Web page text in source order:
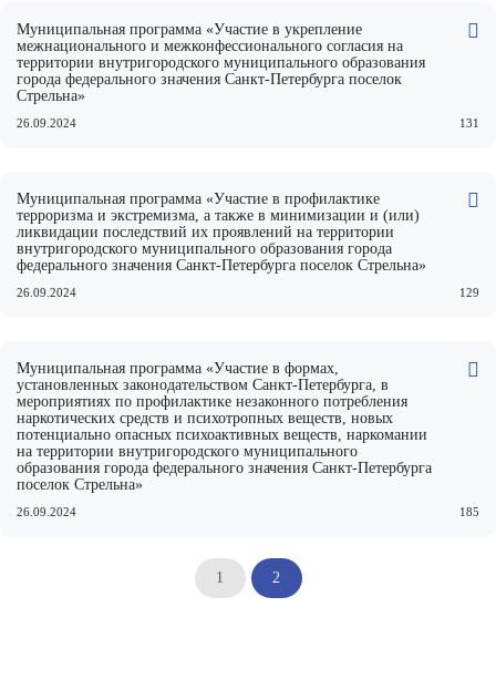
Муниципальная программа «Участие в укрепление
межнационального и межконфессионального согласия на
территории внутригородского муниципального образования
города федерального значения Санкт-Петербурга поселок
Стрельна»
26.09.2024 131
Муниципальная программа «Участие в профилактике
терроризма и экстремизма, а также в минимизации и (или)
ликвидации последствий их проявлений на территории
внутригородского муниципального образования города
федерального значения Санкт-Петербурга поселок Стрельна»
26.09.2024 129
Муниципальная программа «Участие в формах,
установленных законодательством Санкт-Петербурга, в
мероприятиях по профилактике незаконного потребления
наркотических средств и психотропных веществ, новых
потенциально опасных психоактивных веществ, наркомании
на территории внутригородского муниципального
образования города федерального значения Санкт-Петербурга
поселок Стрельна»
26.09.2024 185
1 2